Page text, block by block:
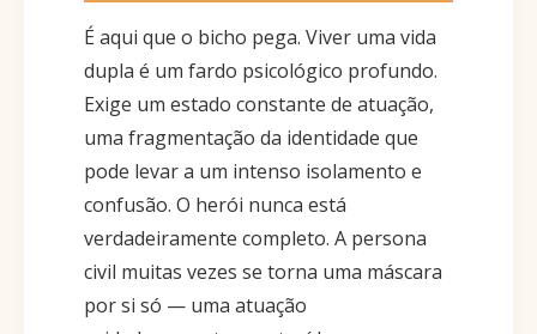
É aqui que o bicho pega. Viver uma vida
dupla é um fardo psicológico profundo.
Exige um estado constante de atuação,
uma fragmentação da identidade que
pode levar a um intenso isolamento e
confusão. O herói nunca está
verdadeiramente completo. A persona
civil muitas vezes se torna uma máscara
por si só — uma atuação